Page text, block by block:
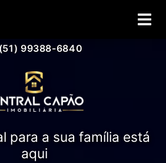
(51) 99388-6840
para a sua família está
aqui